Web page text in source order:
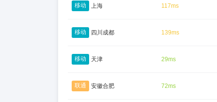
移动 上海 117ms
移动 四川成都 139ms
移动 天津 29ms
联通 安徽合肥 72ms